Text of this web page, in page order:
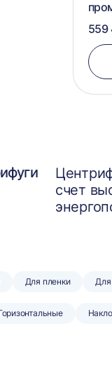
559
счет
Для пленки Для